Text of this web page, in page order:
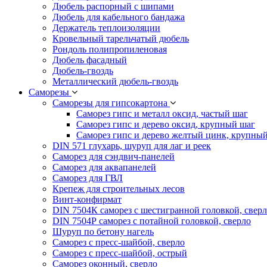
Дюбель распорный с шипами
Дюбель для кабельного бандажа
Держатель теплоизоляции
Кровельный тарельчатый дюбель
Рондоль полипропиленовая
Дюбель фасадный
Дюбель-гвоздь
Металлический дюбель-гвоздь
Саморезы
Саморезы для гипсокартона
Саморез гипс и металл оксид, частый шаг
Саморез гипс и дерево оксид, крупный шаг
Саморез гипс и дерево желтый цинк,
DIN 571 глухарь, шуруп для лаг и реек
Саморез для сэндвич-панелей
Саморез для аквапанелей
Саморез для ГВЛ
Крепеж для строительных лесов
Винт-конфирмат
DIN 7504К саморез с шестигранной головкой,
DIN 7504Р саморез с потайной головкой, сверло
Шуруп по бетону нагель
Саморез с пресс-шайбой, сверло
Саморез с пресс-шайбой, острый
Саморез оконный, сверло